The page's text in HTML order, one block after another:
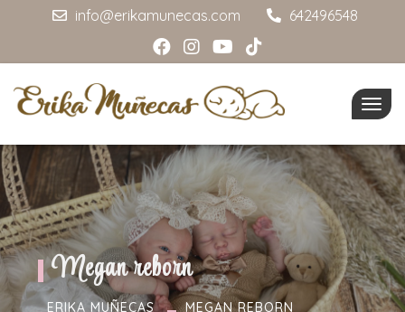
info@erikamunecas.com 642496548
Megan reborn
ERIKA MUÑECAS MEGAN REBORN